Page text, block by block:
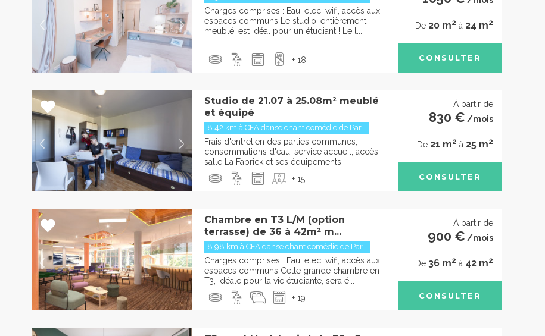
Charges comprises : Eau, elec, wifi, accès aux
espaces communs Le studio, entièrement
meublé, est idéal pour un étudiant ! Le l...
+ 18
De 20 m2 à 24 m2
CONSULTER
Studio de 21.07 à 25.08m² meublé
et équipé
8.42 km à CFA danse chant comédie de Par...
Frais d'entretien des parties communes,
consommations d'eau, service accueil, accès
salle La Fabrick et ses équipements
+ 15
À partir de
830 € /mois
De 21 m2 à 25 m2
CONSULTER
Chambre en T3 L/M (option
terrasse) de 36 à 42m² m...
8.98 km à CFA danse chant comédie de Par...
Charges comprises : Eau, elec, wifi, accès aux
espaces communs Cette grande chambre en
T3, idéale pour la vie étudiante, sera é...
+ 19
À partir de
900 € /mois
De 36 m2 à 42 m2
CONSULTER